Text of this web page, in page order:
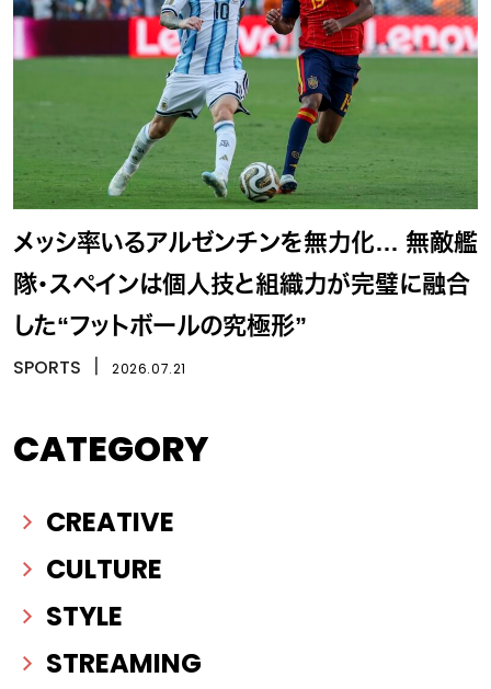
メッシ率いるアルゼンチンを無力化… 無敵艦
隊・スペインは個人技と組織力が完璧に融合
した“フットボールの究極形”
SPORTS 2026.07.21
CATEGORY
CREATIVE
CULTURE
STYLE
STREAMING